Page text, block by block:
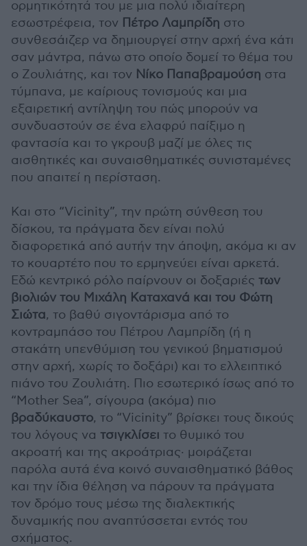
ορμητικότητά του με μια πολύ ιδιαίτερη
εσωστρέφεια, τον Πέτρο Λαμπρίδη στο
συνθεσάιζερ να δημιουργεί στην αρχή ένα κάτι
σαν μάντρα, πάνω στο οποίο δομεί το θέμα του
ο Ζουλιάτης, και τον Νίκο Παπαβραμούση στα
τύμπανα, με καίριους τονισμούς και μια
εξαιρετική αντίληψη του πώς μπορούν να
συνδυαστούν σε ένα ελαφρύ παίξιμο η
φαντασία και το γκρουβ μαζί με όλες τις
αισθητικές και συναισθηματικές συνισταμένες
που απαιτεί η περίσταση.
Και στο “Vicinity”, την πρώτη σύνθεση του
δίσκου, τα πράγματα δεν είναι πολύ
διαφορετικά από αυτήν την άποψη, ακόμα κι αν
το κουαρτέτο που το ερμηνεύει είναι αρκετά.
Εδώ κεντρικό ρόλο παίρνουν οι δοξαριές των
βιολιών του Μιχάλη Καταχανά και του Φώτη
Σιώτα, το βαθύ σιγοντάρισμα από το
κοντραμπάσο του Πέτρου Λαμπρίδη (ή η
στακάτη υπενθύμιση του γενικού βηματισμού
στην αρχή, χωρίς το δοξάρι) και το ελλειπτικό
πιάνο του Ζουλιάτη. Πιο εσωτερικό ίσως από το
“Mother Sea”, σίγουρα (ακόμα) πιο
βραδύκαυστο, το “Vicinity” βρίσκει τους δικούς
του λόγους να τσιγκλίσει το θυμικό του
ακροατή και της ακροάτριας· μοιράζεται
παρόλα αυτά ένα κοινό συναισθηματικό βάθος
και την ίδια θέληση να πάρουν τα πράγματα
τον δρόμο τους μέσω της διαλεκτικής
δυναμικής που αναπτύσσεται εντός του
σχήματος.